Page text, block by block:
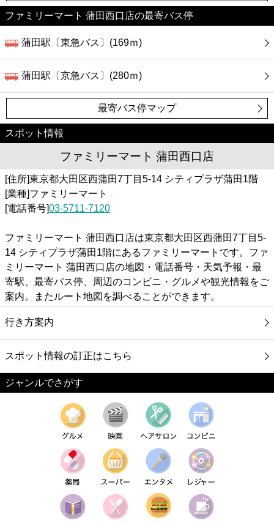
ファミリーマート 蒲田西口店の最寄バス停
蒲田駅〔東急バス〕(169ｍ)
蒲田駅〔京急バス〕(280ｍ)
最寄バス停マップ
スポット情報
ファミリーマート 蒲田西口店
[住所]東京都大田区西蒲田7丁目5-14 シティプラザ蒲田1階
[業種]ファミリーマート
[電話番号]03-5711-7120
ファミリーマート 蒲田西口店は東京都大田区西蒲田7丁目5-
14 シティプラザ蒲田1階にあるファミリーマートです。ファ
ミリーマート 蒲田西口店の地図・電話番号・天気予報・最
寄駅、最寄バス停、周辺のコンビニ・グルメや観光情報をご
案内。またルート地図を調べることができます。
行き方案内
スポット情報の訂正はこちら
ジャンルでさがす